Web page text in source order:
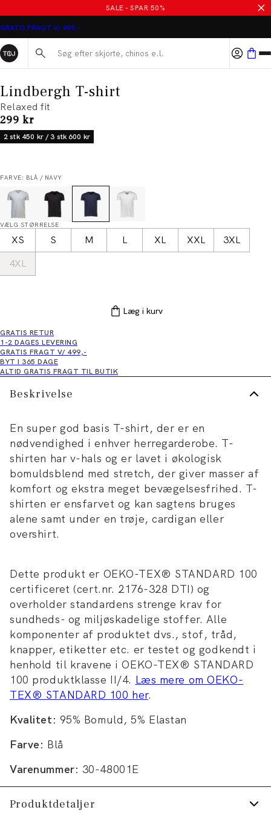
SALE - SPAR 50%
GRATIS FRAGT V/ 499,-
Søg her...
Lindbergh T-shirt
Relaxed fit
I alt (inkl. rabat)
299 kr
2 stk 450 kr / 3 stk 600 kr
FARVE: BLÅ / NAVY
VÆLG STØRRELSE
XS S M L XL XXL
3XL
4XL
Læg i kurv
GRATIS RETUR
1-2 DAGES LEVERING
GRATIS FRAGT V/ 499,-
BYT I 365 DAGE
ALTID GRATIS FRAGT TIL BUTIK
Beskrivelse
En super god basis T-shirt, der er en
nødvendighed i enhver herregarderobe. T-
shirten har v-hals og er lavet i økologisk
bomuldsblend med stretch, der giver masser af
komfort og ekstra meget bevægelsesfrihed. T-
shirten er ensfarvet og kan sagtens bruges
alene samt under en trøje, cardigan eller
overshirt.
Dette produkt er OEKO-TEX® STANDARD 100
certificeret (cert.nr. 2176-328 DTI) og
overholder standardens strenge krav for
sundheds- og miljøskadelige stoffer. Alle
komponenter af produktet dvs., stof, tråd,
knapper, etiketter etc. er testet og godkendt i
henhold til kravene i OEKO-TEX® STANDARD
100 produktklasse II/4. Læs mere om OEKO-
TEX® STANDARD 100 her.
Kvalitet: 95% Bomuld, 5% Elastan
Farve: Blå
Varenummer: 30-48001E
Produktdetaljer